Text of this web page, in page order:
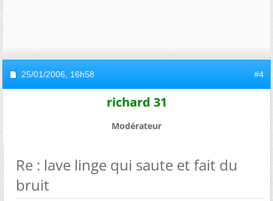
25/01/2006, 16h58 #4
richard 31
Modérateur
Re : lave linge qui saute et fait du
bruit